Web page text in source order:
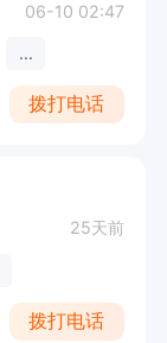
06-10 02:47
...
拨打电话
25天前
拨打电话